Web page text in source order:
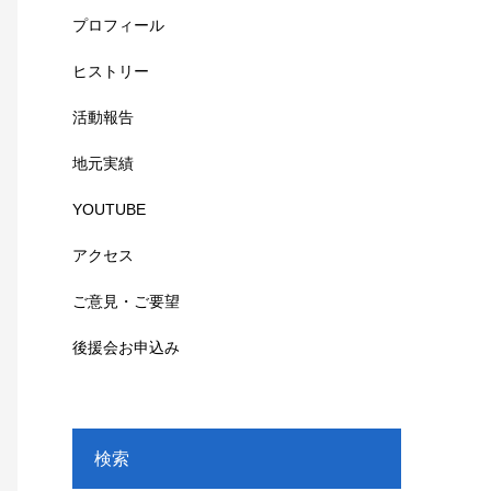
プロフィール
ヒストリー
活動報告
地元実績
YOUTUBE
アクセス
ご意見・ご要望
後援会お申込み
検索